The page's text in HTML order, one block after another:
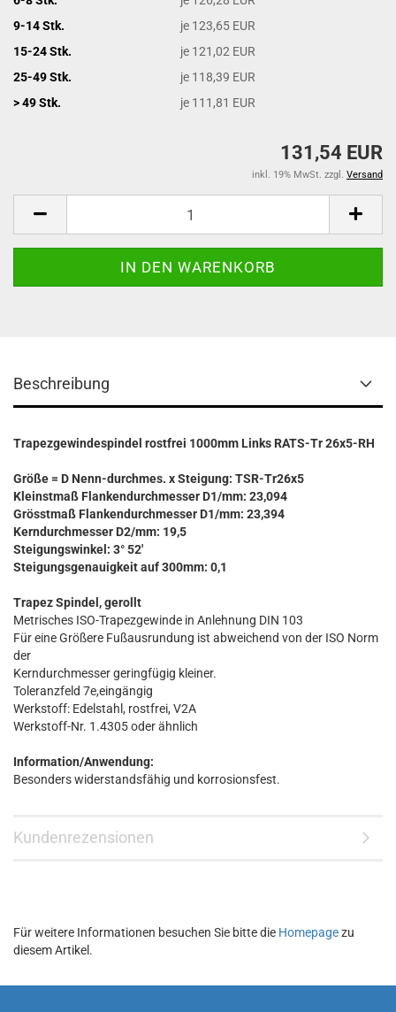
9-14 Stk.
je 123,65 EUR
15-24 Stk.
je 121,02 EUR
25-49 Stk.
je 118,39 EUR
> 49 Stk.
je 111,81 EUR
131,54 EUR
inkl. 19% MwSt. zzgl. Versand
Beschreibung
Trapezgewindespindel rostfrei 1000mm Links RATS-Tr 26x5-RH
Größe = D Nenn-durchmes. x Steigung: TSR-Tr26x5
Kleinstmaß Flankendurchmesser D1/mm: 23,094
Grösstmaß Flankendurchmesser D1/mm: 23,394
Kerndurchmesser D2/mm: 19,5
Steigungswinkel: 3° 52'
Steigungsgenauigkeit auf 300mm: 0,1
Trapez Spindel, gerollt
Metrisches ISO-Trapezgewinde in Anlehnung DIN 103
Für eine Größere Fußausrundung ist abweichend von der ISO Norm
der
Kerndurchmesser geringfügig kleiner.
Toleranzfeld 7e,eingängig
Werkstoff: Edelstahl, rostfrei, V2A
Werkstoff-Nr. 1.4305 oder ähnlich
Information/Anwendung:
Besonders widerstandsfähig und korrosionsfest.
Kundenrezensionen
Für weitere Informationen besuchen Sie bitte die Homepagezu
diesem Artikel.